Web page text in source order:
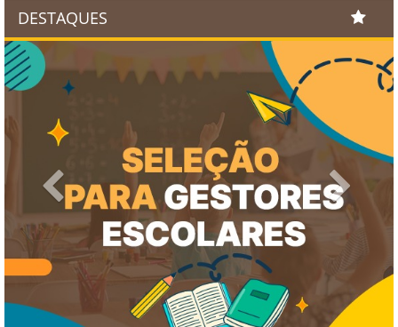
DESTAQUES
Previous Next